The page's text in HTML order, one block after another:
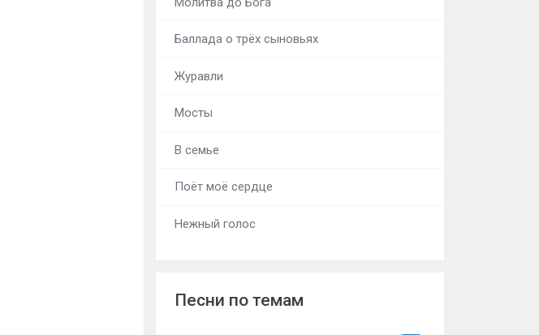
Баллада о трёх сыновьях
Журавли
Мосты
В семье
Поёт моё сердце
Нежный голос
Песни по темам